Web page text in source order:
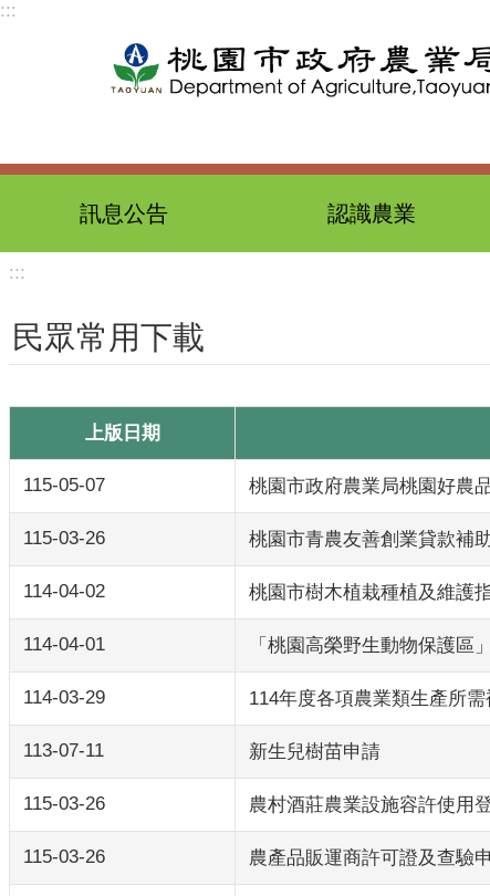
跳到主要內容區塊
:::
訊息公告 認識農業
:::
民眾常用下載
上版日期
115-05-07 桃園市政府農業局桃園好農
115-03-26 桃園市青農友善創業貸款補
114-04-02 桃園市樹木植栽種植及維護指
114-04-01 「桃園高榮野生動物保護區
114-03-29 114年度各項農業類生產所需
113-07-11 新生兒樹苗申請
115-03-26 農村酒莊農業設施容許使用
115-03-26 農產品販運商許可證及查驗